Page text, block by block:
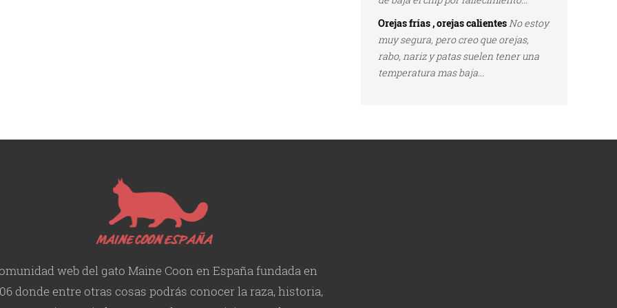
Orejas frías , orejas calientesNo estoy
muy segura, pero creo que orejas,
rabo, nariz y patas suelen tener una
temperatura mas baja...
web del gato Maine Coon en España fundada en
donde entre otras cosas podrás conocer la raza, historia,